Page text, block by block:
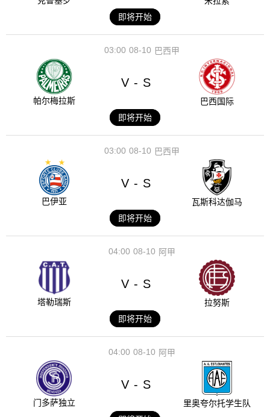
即将开始
08-10
03:00 巴西甲
帕尔梅拉斯
V - S
巴西国际
即将开始
08-10
03:00 巴西甲
巴伊亚
V - S
瓦斯科达伽马
即将开始
08-10
04:00 阿甲
塔勒瑞斯
V - S
拉努斯
即将开始
08-10
04:00 阿甲
门多萨独立
V - S
里奥夸尔托学生队